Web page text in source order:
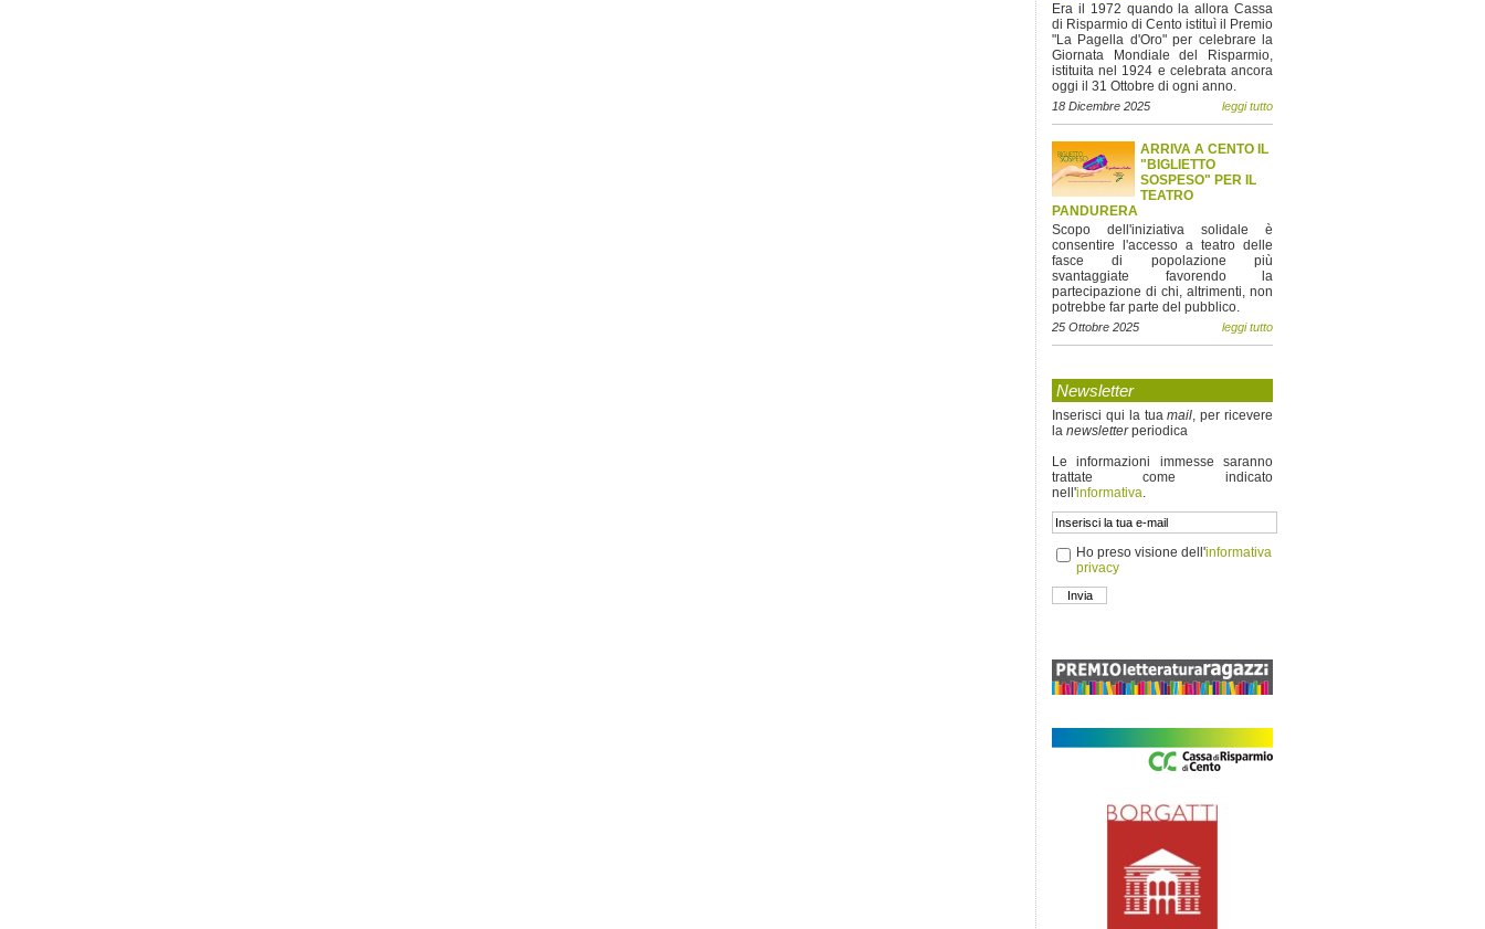
Era il 1972 quando la allora Cassa
di Risparmio di Cento istituì il Premio
"La Pagella d'Oro" per celebrare la
Giornata Mondiale del Risparmio,
istituita nel 1924 e celebrata ancora
oggi il 31 Ottobre di ogni anno.
18 Dicembre 2025 leggi tutto
ARRIVA A CENTO IL
"BIGLIETTO
SOSPESO" PER IL
TEATRO
PANDURERA
Scopo dell'iniziativa solidale è
consentire l'accesso a teatro delle
fasce di popolazione più
svantaggiate favorendo la
partecipazione di chi, altrimenti, non
potrebbe far parte del pubblico.
25 Ottobre 2025 leggi tutto
Newsletter
Inserisci qui la tuamail, per ricevere
la newsletterperiodica
Le informazioni immesse saranno
trattate come indicato
nell'informativa.
Ho preso visione dell'informativa
privacy